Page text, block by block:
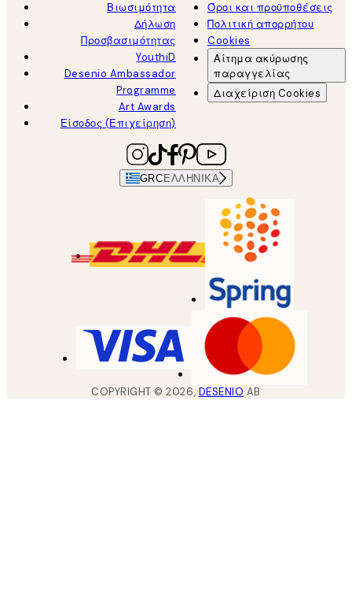
Βιωσιμότητα
Δήλωση
Προσβασιμότητας
YouthiD
Desenio Ambassador
Programme
Art Awards
Είσοδος (Επιχείρηση)
Όροι και προϋποθέσεις
Πολιτική απορρήτου
Cookies
Αίτημα ακύρωσης
παραγγελίας
Διαχείριση Cookies
GRC ΕΛΛΗΝΙΚΆ
COPYRIGHT ©2026, DESENIO AB